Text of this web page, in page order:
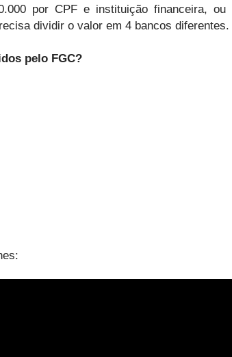
por CPF e instituição financeira, ou
dividir o valor em 4 bancos diferentes.
pelo FGC?